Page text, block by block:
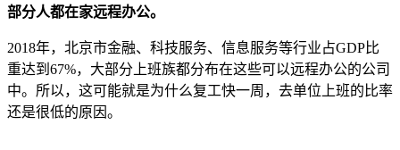
部分人都在家远程办公。
2018年，北京市金融、科技服务、信息服务等行业占GDP比
重达到67%，大部分上班族都分布在这些可以远程办公的公司
中。所以，这可能就是为什么复工快一周，去单位上班的比率
还是很低的原因。